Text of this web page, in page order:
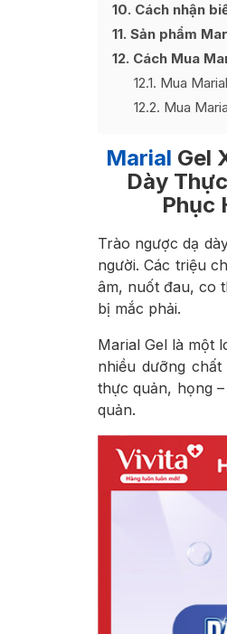
10 Cách nhận
11 Sản phẩm
12 Cách Mua
12.1 Mua
12.2 Mua
Marial Gel
Dày
Phục
Trào ngược dạ
người. Các triệu
âm, nuốt đau, co
bị mắc phải.
Marial Gel là một
nhiều dưỡng
thực quản, họng
quản.